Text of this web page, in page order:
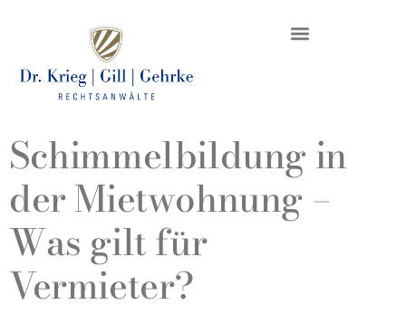
Schimmelbildung in
der Mietwohnung –
Was gilt für
Vermieter?